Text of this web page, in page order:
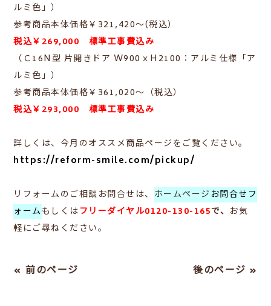
ルミ色」）
参考商品本体価格￥321,420～(税込）
税込￥269,000 標準工事費込み
（Ｃ16N型 片開きドア W900ｘH2100：アルミ仕様「ア
ルミ色」）
参考商品本体価格￥361,020～（税込）
税込￥293,000 標準工事費込み
詳しくは、今月のオススメ商品ページをご覧ください。
https://reform-smile.com/pickup/
リフォームのご相談お問合せは、 ホームページ お問合せフ
ォームもしくはフリーダイヤル0120-130-165で、 お気
軽にご尋ねください。
« 前のページ 後のページ »